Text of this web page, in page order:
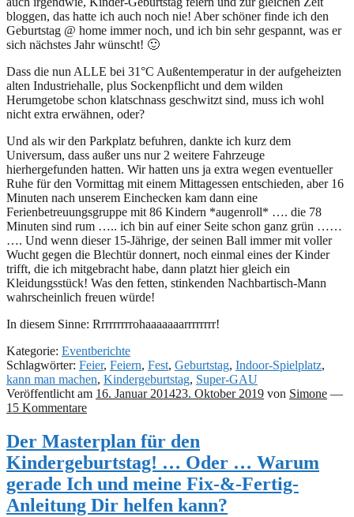
bloggen, das hatte ich auch noch nie! Aber schöner finde ich den
Geburtstag @ home immer noch, und ich bin sehr gespannt, was er
sich nächstes Jahr wünscht! 🙂
Dass die nun ALLE bei 31°C Außentemperatur in der aufgeheizten
alten Industriehalle, plus Sockenpflicht und dem wilden
Herumgetobe schon klatschnass geschwitzt sind, muss ich wohl
nicht extra erwähnen, oder?
Und als wir den Parkplatz befuhren, dankte ich kurz dem
Universum, dass außer uns nur 2 weitere Fahrzeuge
hierhergefunden hatten. Wir hatten uns ja extra wegen eventueller
Ruhe für den Vormittag mit einem Mittagessen entschieden, aber 16
Minuten nach unserem Einchecken kam dann eine
Ferienbetreuungsgruppe mit 86 Kindern *augenroll* …. die 78
Minuten sind rum ….. ich bin auf einer Seite schon ganz grün ……
…. Und wenn dieser 15-Jährige, der seinen Ball immer mit voller
Wucht gegen die Blechtür donnert, noch einmal eines der Kinder
trifft, die ich mitgebracht habe, dann platzt hier gleich ein
Kleidungsstück! Was den fetten, stinkenden Nachbartisch-Mann
wahrscheinlich freuen würde!
In diesem Sinne: Rrrrrrrrrohaaaaaaarrrrrrrr!
Kategorie: Eventberichte
Schlagwörter: Feier, Feiern, Fest, Geburtstag, Indoor-Spielplatz,
kann man machen, Kindergeburtstag, Super-GAU
Veröffentlicht am 16. Januar 201423. Oktober 2019 von Simone —
15 Kommentare
Der Masterplan für den
Kindergeburtstag! … Oder … Warum
gerade Ich und meine Fix-&-Fertig-
Anleitung Dir helfen kann?